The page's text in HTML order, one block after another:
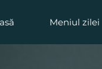
Meniul zilei